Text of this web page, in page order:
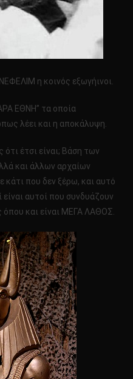
η κοινός εξωγήινοι.
ΕΘΝΗ” τα οποία
λέει και η αποκάλυψη.
έτσι είναι; Βάση των
και άλλων αρχαίων
κάτι που δεν ξέρω, και αυτό
αυτοί που συνδυάζουν
και είναι ΜΕΓΑ ΛΑΘΟΣ.